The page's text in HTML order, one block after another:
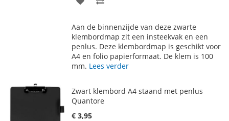
AAN
VERLANGLIJST
TE
VERGELIJKEN
Aan de binnenzijde van deze zwarte
klembordmap zit een insteekvak en een
penlus. Deze klembordmap is geschikt voor
A4 en folio papierformaat. De klem is 100
mm. Lees verder
Zwart klembord A4 staand met penlus
Quantore
€ 3,95